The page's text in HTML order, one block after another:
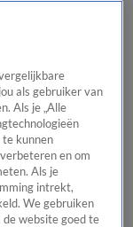
Hart
Tip de
als gebruiker van
Als je „Alle
te kunnen
en om
Als je
intrekt,
We gebruiken
de website goed te